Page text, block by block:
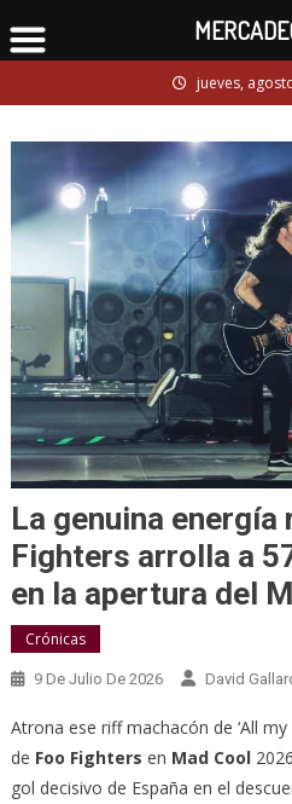
to
jueves,
La genuina energía
Fighters arrolla a
en la apertura del
Crónicas
9 De Julio De 2026 David
Atrona ese riff machacón de ‘All
de Foo Fighters en Mad Cool
gol decisivo de España en el